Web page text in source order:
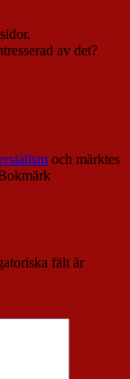
av det?
och märktes
fält är